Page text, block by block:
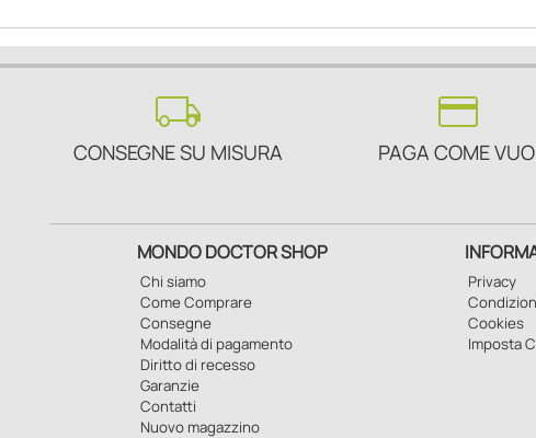
local_shipping
CONSEGNE SU MISURA
credit_card
PAGA COME
MONDO DOCTOR SHOP
Chi siamo
Come Comprare
Consegne
Modalità di pagamento
Diritto di recesso
Garanzie
Contatti
Nuovo magazzino
Privacy
Cookies
Imposta